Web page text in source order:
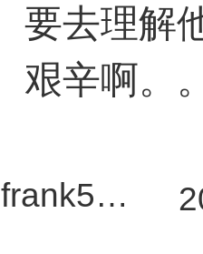
要去理解
艰辛啊。
frank5522